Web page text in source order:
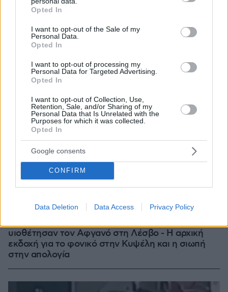
grant or deny consent to Google and its third-party tags to
use your data for below specified purposes in below Google
consent section.
Opted In
I want to opt-out of the Sale of my
Personal Data.
Opted In
I want to opt-out of processing my
Personal Data for Targeted Advertising.
Opted In
I want to opt-out of Collection, Use,
Retention, Sale, and/or Sharing of my
Personal Data that Is Unrelated with the
Purposes for which it was collected.
Opted In
Google consents
CONFIRM
Data Deletion Data Access Privacy Policy
υιοθέτησαν τον Αφγανό στη Λέσβο - Η αρχική
εκδοχή για το φονικό στην Κυψέλη και η σιωπή
στην απολογία
07.08.2026, 07:19